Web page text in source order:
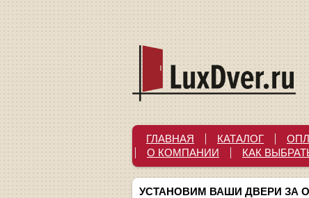
ГЛАВНАЯ КАТАЛОГ
О КОМПАНИИ
КАК
УСТАНОВИМ ВАШИ ДВЕРИ ЗА